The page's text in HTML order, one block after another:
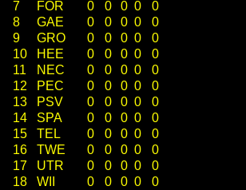
7
FOR 0 0 0 0
0
8
GAE 0 0 0 0
0
9
GRO 0 0 0 0
0
10
HEE 0 0 0 0
0
11
NEC 0 0 0 0
0
12
PEC 0 0 0 0
0
13
PSV 0 0 0 0
0
14
SPA 0 0 0 0
0
15
TEL 0 0 0 0
0
16
TWE 0 0 0 0
0
17
UTR 0 0 0 0
0
18
WII 0 0 0 0
0